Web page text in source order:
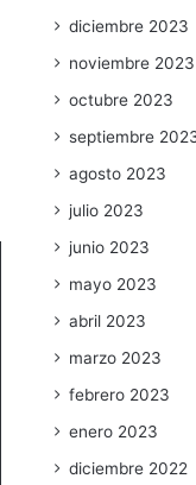
diciembre 2023
noviembre 2023
octubre 2023
septiembre
agosto 2023
julio 2023
junio 2023
mayo 2023
abril 2023
marzo 2023
febrero 2023
enero 2023
diciembre 2022